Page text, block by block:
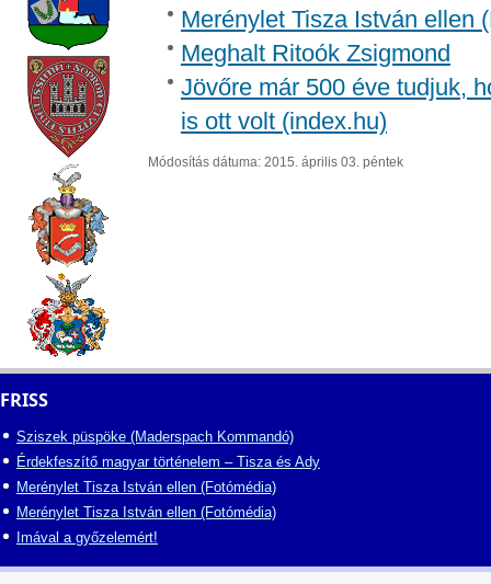
Merénylet Tisza István ellen
Meghalt Ritoók Zsigmond
Jövőre már 500 éve tudjuk,
is ott volt (index.hu)
Módosítás dátuma: 2015. április 03. péntek
FRISS
Sziszek püspöke (Maderspach Kommandó)
Érdekfeszítő magyar történelem – Tisza és Ady
Merénylet Tisza István ellen (Fotómédia)
Merénylet Tisza István ellen (Fotómédia)
Imával a győzelemért!